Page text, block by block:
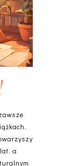
a